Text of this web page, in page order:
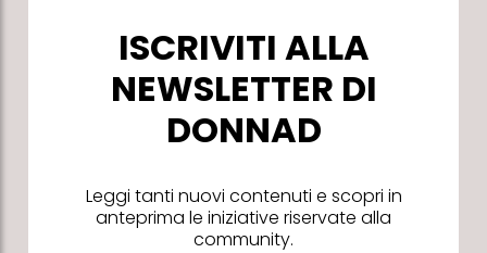
ISCRIVITI ALLA
NEWSLETTER DI
DONNAD
Leggi tanti nuovi contenuti e scopri in
anteprima le iniziative riservate alla
community.